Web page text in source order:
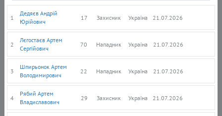
1
Дедяєв Андрій
Юрійович
17 Захисник Україна 21.07.2026
2
Лєгостаєв Артем
Сергійович
70 Нападник Україна 21.07.2026
3
Шпирьонок Артем
Володимирович
22 Нападник Україна 21.07.2026
4
Рябий Артем
Владиславович
29 Захисник Україна 21.07.2026